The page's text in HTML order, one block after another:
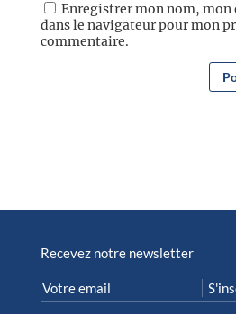
Enregistrer mon nom,
dans le navigateur pour mon
commentaire.
Recevez notre newsletter